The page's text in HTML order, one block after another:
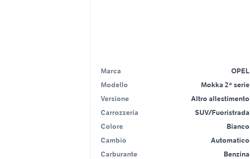
Marca
OPEL
Modello
Mokka 2ª serie
Versione
Altro allestimento
Carrozzeria
SUV/Fuoristrada
Colore
Bianco
Cambio
Automatico
Carburante
Benzina